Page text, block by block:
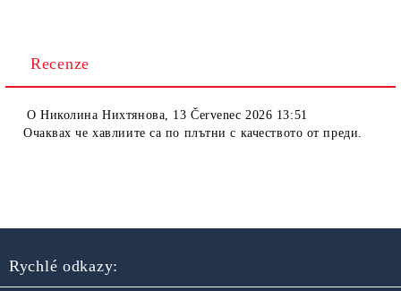
Recenze
OНиколина Нихтянова, 13 Červenec 2026 13:51
Очаквах че хавлиите са по плътни с качеството от преди.
Rychlé odkazy: